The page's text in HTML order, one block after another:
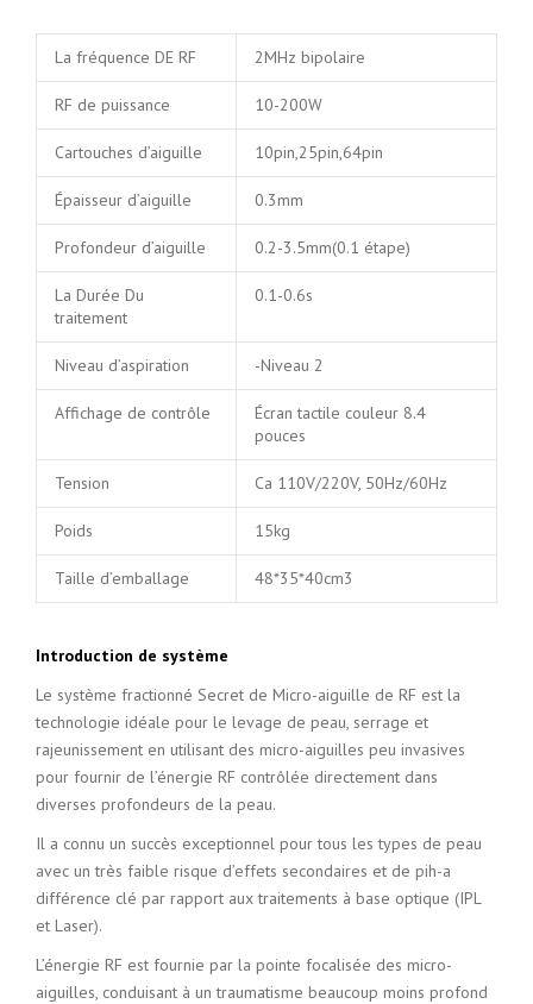
La fréquence DE RF 2MHz bipolaire
RF de puissance 10-200W
Cartouches d’aiguille 10pin,25pin,64pin
Épaisseur d’aiguille 0.3mm
Profondeur d’aiguille 0.2-3.5mm(0.1 étape)
La Durée Du
traitement
0.1-0.6s
Niveau d’aspiration -Niveau 2
Affichage de contrôle
Écran tactile couleur 8.4
pouces
Tension Ca 110V/220V, 50Hz/60Hz
Poids 15kg
Taille d’emballage 48*35*40cm3
Introduction de système
Le système fractionné Secret de Micro-aiguille de RF est la
technologie idéale pour le levage de peau, serrage et
rajeunissement en utilisant des micro-aiguilles peu invasives
pour fournir de l’énergie RF contrôlée directement dans
diverses profondeurs de la peau.
Il a connu un succès exceptionnel pour tous les types de peau
avec un très faible risque d’effets secondaires et de pih-a
différence clé par rapport aux traitements à base optique (IPL
et Laser).
L’énergie RF est fournie par la pointe focalisée des micro-
aiguilles, conduisant à un traumatisme beaucoup moins profond